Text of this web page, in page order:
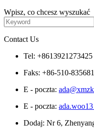
Wpisz, co chcesz wyszukać
Contact Us
Tel: +8613921273425
Faks: +86-510-
E - poczta:
E - poczta:
Dodaj: Nr 6,